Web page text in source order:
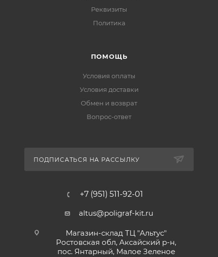
Реквизиты
Политика
ПОМОЩЬ
Условия оплаты
Условия доставки
Обмен и возврат
Вопрос-ответ
ПОДПИСАТЬСЯ НА РАССЫЛКУ
+7 (951) 511-92-01
altus@poligraf-kit.ru
Магазин-склад ТЦ "Альтус"
Ростовская обл, Аксайский р-н,
пос. Янтарный, Малое Зеленое